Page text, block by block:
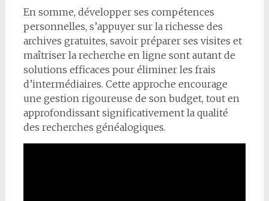
En somme, développer ses compétences
personnelles, s’appuyer sur la richesse des
archives gratuites, savoir préparer ses visites et
maîtriser la recherche en ligne sont autant de
solutions efficaces pour éliminer les frais
d’intermédiaires. Cette approche encourage
une gestion rigoureuse de son budget, tout en
approfondissant significativement la qualité
des recherches généalogiques.